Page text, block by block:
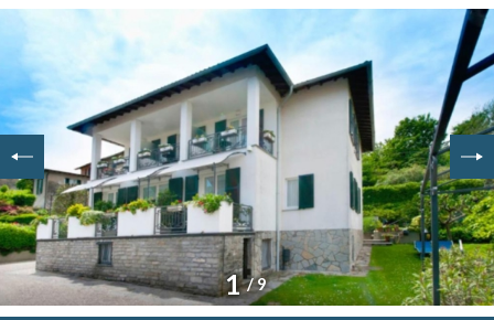
1 / 9